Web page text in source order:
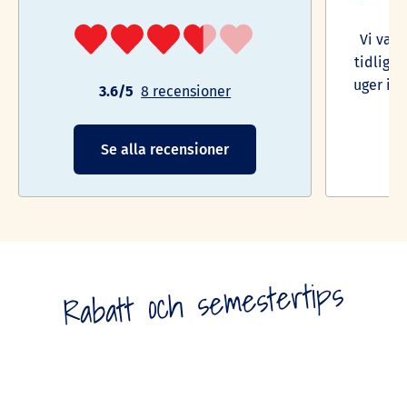
3.6/5 8 recensioner
Se alla recensioner
Vi var
uger i
Rabatt och semestertips